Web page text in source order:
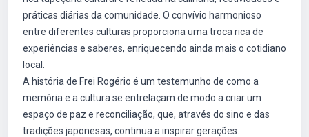
práticas diárias da comunidade. O convívio harmonioso
entre diferentes culturas proporciona uma troca rica de
experiências e saberes, enriquecendo ainda mais o cotidiano
local.
A história de Frei Rogério é um testemunho de como a
memória e a cultura se entrelaçam de modo a criar um
espaço de paz e reconciliação, que, através do sino e das
tradições japonesas, continua a inspirar gerações.